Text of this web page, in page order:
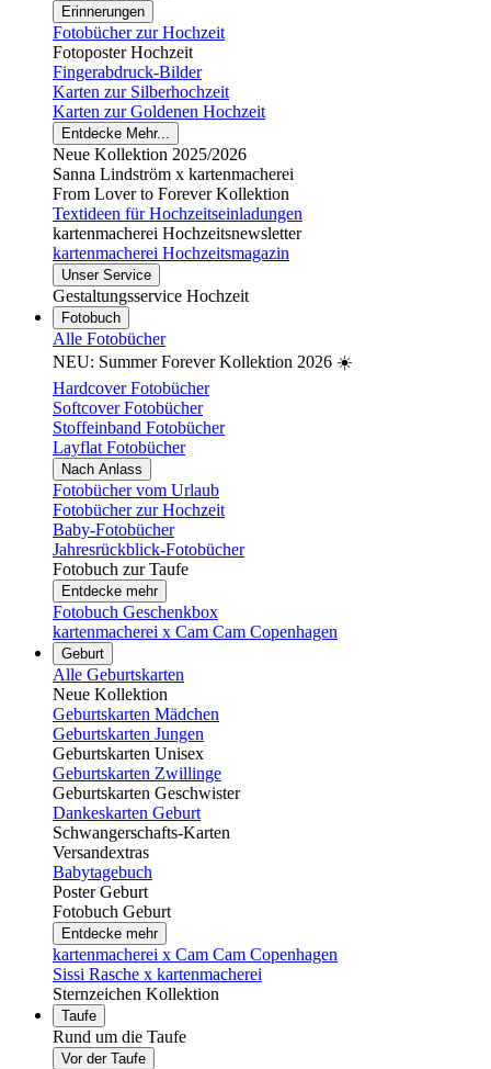
Erinnerungen
Fotobücher zur Hochzeit
Fotoposter Hochzeit
Fingerabdruck-Bilder
Karten zur Silberhochzeit
Karten zur Goldenen Hochzeit
Entdecke Mehr...
Neue Kollektion 2025/2026
Sanna Lindström x kartenmacherei
From Lover to Forever Kollektion
Textideen für Hochzeitseinladungen
kartenmacherei Hochzeitsnewsletter
kartenmacherei Hochzeitsmagazin
Unser Service
Gestaltungsservice Hochzeit
Fotobuch
Alle Fotobücher
NEU: Summer Forever Kollektion 2026 ☀️
Hardcover Fotobücher
Softcover Fotobücher
Stoffeinband Fotobücher
Layflat Fotobücher
Nach Anlass
Fotobücher vom Urlaub
Fotobücher zur Hochzeit
Baby-Fotobücher
Jahresrückblick-Fotobücher
Fotobuch zur Taufe
Entdecke mehr
Fotobuch Geschenkbox
kartenmacherei x Cam Cam Copenhagen
Geburt
Alle Geburtskarten
Neue Kollektion
Geburtskarten Mädchen
Geburtskarten Jungen
Geburtskarten Unisex
Geburtskarten Zwillinge
Geburtskarten Geschwister
Dankeskarten Geburt
Schwangerschafts-Karten
Versandextras
Babytagebuch
Poster Geburt
Fotobuch Geburt
Entdecke mehr
kartenmacherei x Cam Cam Copenhagen
Sissi Rasche x kartenmacherei
Sternzeichen Kollektion
Taufe
Rund um die Taufe
Vor der Taufe